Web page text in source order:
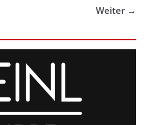
Weiter →